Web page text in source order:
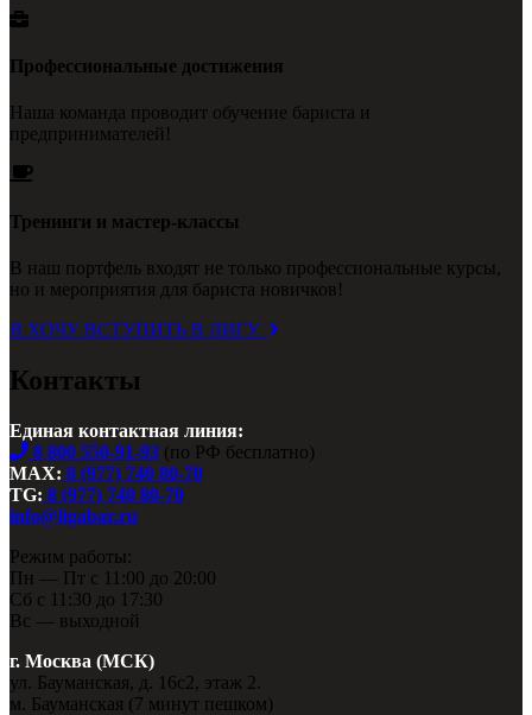
Профессиональные достижения
Наша команда проводит обучение бариста и
предпринимателей!
Тренинги и мастер-классы
В наш портфель входят не только профессиональные курсы,
но и мероприятия для бариста новичков!
Я ХОЧУ ВСТУПИТЬ В ЛИГУ
Контакты
Единая контактная линия:
8 800 550-91-93 (по РФ бесплатно)
MAX: 8 (977) 740 80-70
TG: 8 (977) 740 80-70
info@ligabar.ru
Режим работы:
Пн — Пт с 11:00 до 20:00
Сб с 11:30 до 17:30
Вс — выходной
г. Москва (МСК)
ул. Бауманская, д. 16с2, этаж 2.
м. Бауманская (7 минут пешком)